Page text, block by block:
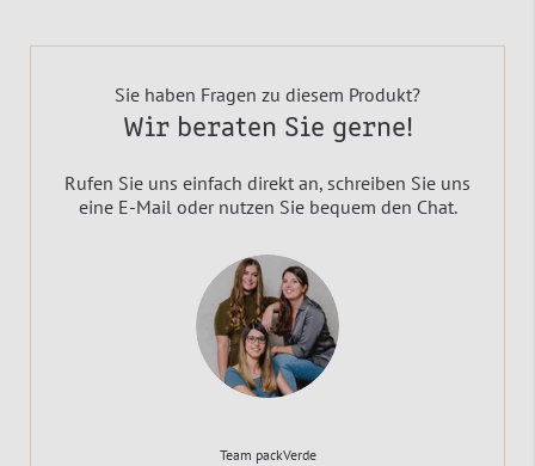
Sie haben Fragen zu diesem Produkt?
Wir beraten Sie gerne!
Rufen Sie uns einfach direkt an, schreiben Sie uns
eine E-Mail oder nutzen Sie bequem den Chat.
Team packVerde